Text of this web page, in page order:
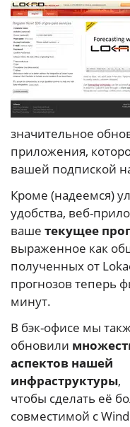
значительное
приложения,
вашей подпиской
Кроме (надеемся)
удобства, веб-
ваше текущее
выраженное как
полученных от
прогнозов теперь
минут.
В бэк-офисе мы
обновили
аспектов нашей
инфраструктуры,
чтобы сделать её
совместимой с